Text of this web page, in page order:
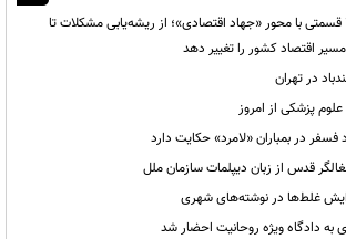
آغاز یک سلسله‌کلیپ ۱۰ قسمتی با محور «جهاد اقتصادی»؛ از ریشه‌یابی مشکلات تا
اقتصاد کشور را تغییر دهد
در تهران
پزشکی از امروز
در بمباران «لامرد» حکایت دارد
قدس از زبان دیپلمات سازمان ملل
غلط‌ها در نوشته‌های شهری
به دادگاه ویژه روحانیت احضار شد